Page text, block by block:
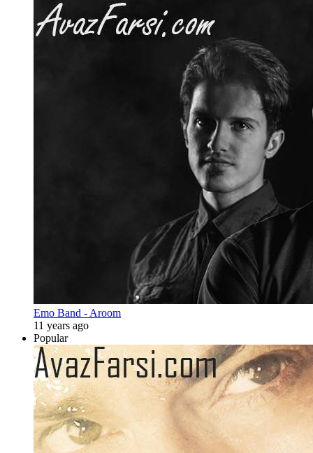
Emo Band - Aroom
11 years ago
Popular